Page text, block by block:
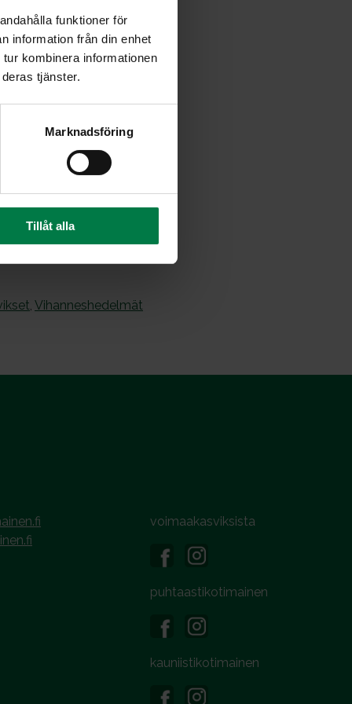
funktioner för
information från din enhet
kombinera informationen
tjänster.
Marknadsföring
Tillåt alla
tomaatista tehdyn
, Vihanneshedelmät
voimaakasviksista
puhtaastikotimainen
kauniistikotimainen